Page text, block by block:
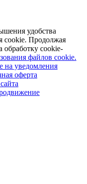
удобства
cookie. Продолжая
обработку cookie-
файлов cookie.
на уведомления
оферта